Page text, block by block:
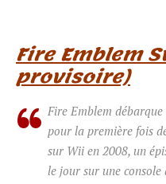
Fire Emblem
provisoire)
Fire Emblem
pour la première fois
sur Wii en 2008, un
le jour sur une console